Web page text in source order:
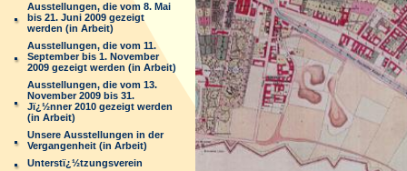
Ausstellungen, die vom 8. Mai
bis 21. Juni 2009 gezeigt
werden (in Arbeit)
Ausstellungen, die vom 11.
September bis 1. November
2009 gezeigt werden (in Arbeit)
Ausstellungen, die vom 13.
November 2009 bis 31.
Jï¿½nner 2010 gezeigt werden
(in Arbeit)
Unsere Ausstellungen in der
Vergangenheit (in Arbeit)
Unterstï¿½tzungsverein